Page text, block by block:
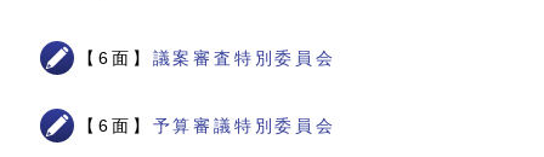
【6面】 議案審査特別委員会
【6面】 予算審議特別委員会